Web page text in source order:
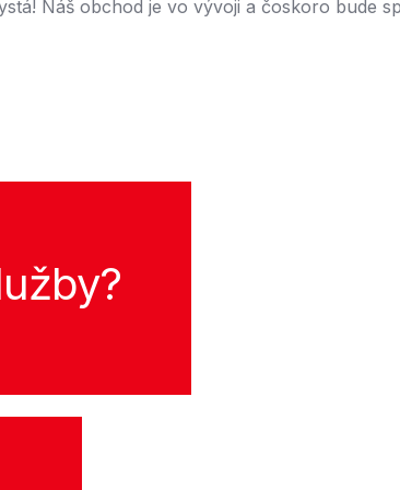
Náš obchod je vo vývoji a čoskoro bude